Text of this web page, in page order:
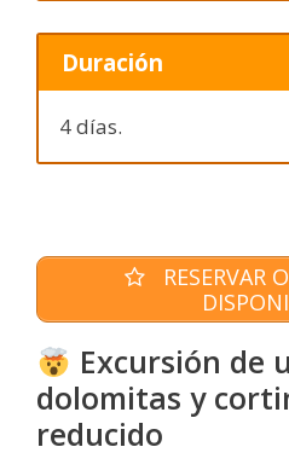
Duración
4 días.
RESERVAR
Excursión de
dolomitas y
reducido